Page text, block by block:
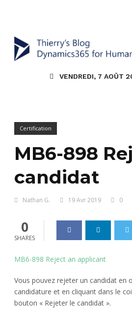
VENDREDI, 7 AOÛT
Certification
MB6-898
candidat
Nathan G. 19 Avr 2019 0
0
SHARES
MB6-898 Reject an applicant
Vous pouvez rejeter un candidat en
candidature et en cliquant dans le
bouton « Rejeter le candidat ».